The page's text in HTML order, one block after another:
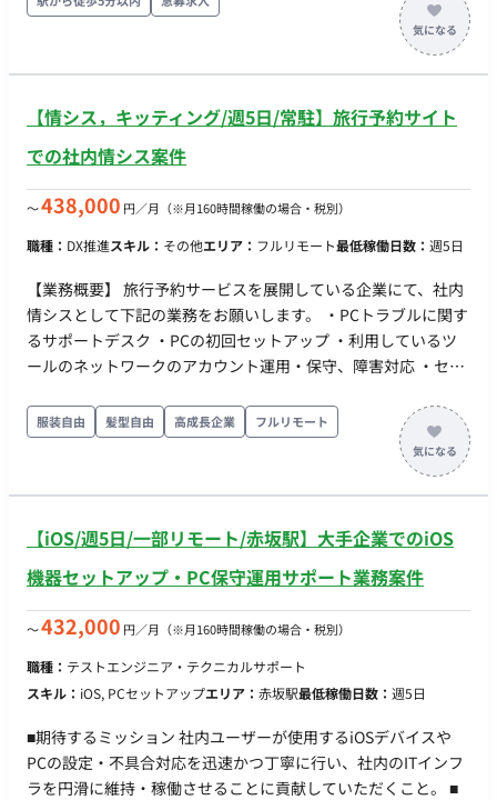
【情シス，キッティング/週5日/常駐】旅行予約サイト
での社内情シス案件
〜438,000 円／月 （※月160時間稼働の場合・税別）
職種： DX推進スキル： その他エリア： フルリモート最低稼働日数： 週5日
【業務概要】 旅行予約サービスを展開している企業にて、社内
情シスとして下記の業務をお願いします。 ・PCトラブルに関す
るサポートデスク ・PCの初回セットアップ ・利用しているツ
ールのネットワークのアカウント運用・保守、障害対応 ・セキ
トが可能な案件になりますが、 フル出社できる方ですと確度が
高くなります。 ◆補足◆ ホテル・航空券等の予約システムサー
12月〜 ・募集：1名 ・稼働：週5日 ※スキル見合いで週4稼働相
度が高くなります。 ・期間：長期予定 ・時間:9:00～18:00（フ
レックス相談可） ・服装：自由 ・貸与：PC貸与あり
服装自由 髪型自由 高成長企業 フルリモート
【iOS/週5日/一部リモート/赤坂駅】大手企業でのiOS
機器セットアップ・PC保守運用サポート業務案件
〜432,000 円／月 （※月160時間稼働の場合・税別）
職種： テストエンジニア・テクニカルサポート
スキル： iOS, PCセットアップエリア： 赤坂駅最低稼働日数： 週5日
■期待するミッション 社内ユーザーが使用するiOSデバイスや
PCの設定・不具合対応を迅速かつ丁寧に行い、社内のITインフ
ラを円滑に維持・稼働させることに貢献していただくこと。 ■